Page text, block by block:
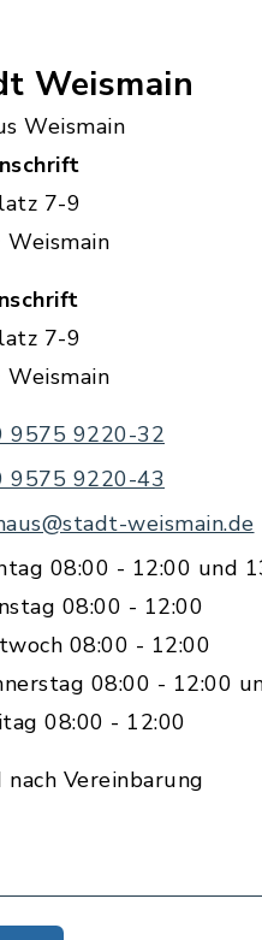
Weismain
Weismain
7-9
7-9
9575 9220-32
9575 9220-43
weismain.de
08:00 - 12:00 und
08:00 - 12:00
08:00 - 12:00
08:00 - 12:00
08:00 - 12:00
nach Vereinbarung